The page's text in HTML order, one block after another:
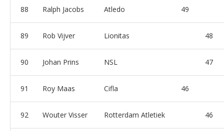
88 Ralph Jacobs Atledo 49
89 Rob Vijver Lionitas 48
90 Johan Prins NSL 47
91 Roy Maas Cifla 46
92 Wouter Visser Rotterdam Atletiek 46